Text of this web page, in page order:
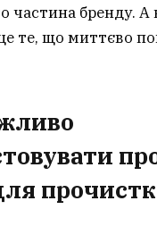
частина бренду. А
те, що миттєво